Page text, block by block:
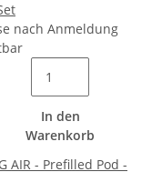
nach Anmeldung
In den
Warenkorb